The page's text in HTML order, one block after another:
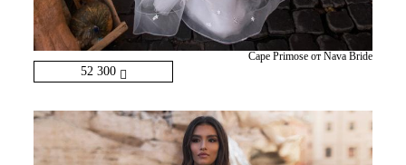
52 300
Cape Primose от Nava Bride